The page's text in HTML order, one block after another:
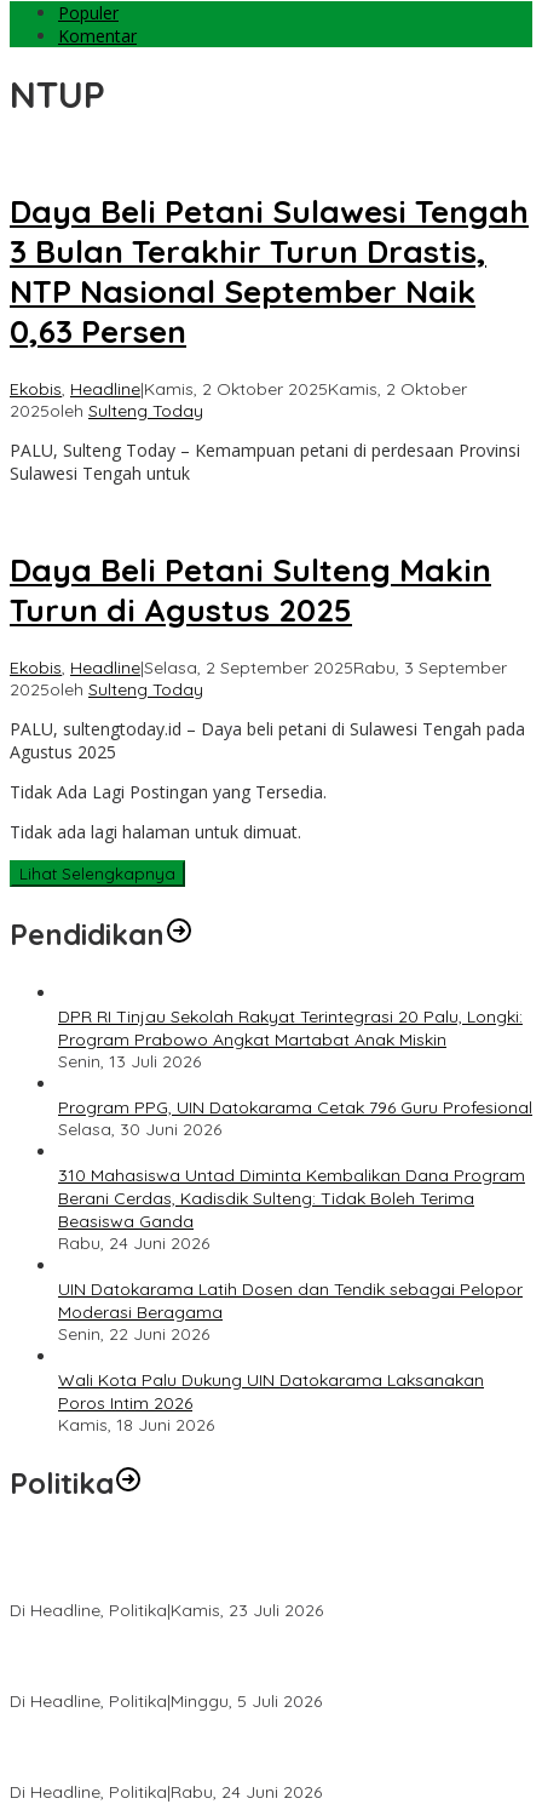
Populer
Komentar
NTUP
Daya Beli Petani Sulawesi Tengah
3 Bulan Terakhir Turun Drastis,
NTP Nasional September Naik
0,63 Persen
Ekobis, Headline|Kamis, 2 Oktober 2025Kamis, 2 Oktober
2025oleh Sulteng Today
PALU, Sulteng Today – Kemampuan petani di perdesaan Provinsi
Sulawesi Tengah untuk
Daya Beli Petani Sulteng Makin
Turun di Agustus 2025
Ekobis, Headline|Selasa, 2 September 2025Rabu, 3 September
2025oleh Sulteng Today
PALU, sultengtoday.id – Daya beli petani di Sulawesi Tengah pada
Agustus 2025
Tidak Ada Lagi Postingan yang Tersedia.
Tidak ada lagi halaman untuk dimuat.
Lihat Selengkapnya
Pendidikan
DPR RI Tinjau Sekolah Rakyat Terintegrasi 20 Palu, Longki:
Program Prabowo Angkat Martabat Anak Miskin
Senin, 13 Juli 2026
Program PPG, UIN Datokarama Cetak 796 Guru Profesional
Selasa, 30 Juni 2026
310 Mahasiswa Untad Diminta Kembalikan Dana Program
Berani Cerdas, Kadisdik Sulteng: Tidak Boleh Terima
Beasiswa Ganda
Rabu, 24 Juni 2026
UIN Datokarama Latih Dosen dan Tendik sebagai Pelopor
Moderasi Beragama
Senin, 22 Juni 2026
Wali Kota Palu Dukung UIN Datokarama Laksanakan
Poros Intim 2026
Kamis, 18 Juni 2026
Politika
Di Headline, Politika|Kamis, 23 Juli 2026
Di Headline, Politika|Minggu, 5 Juli 2026
Di Headline, Politika|Rabu, 24 Juni 2026